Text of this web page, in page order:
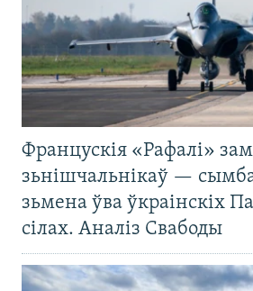
Францускія «Рафалі»
зьнішчальнікаў —
зьмена ўва ўкраінскіх
сілах. Аналіз Свабоды